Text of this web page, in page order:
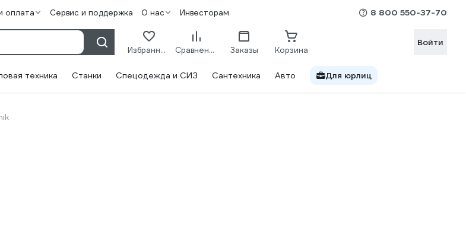
оплата Сервис и поддержка О нас Инвесторам 8 800 550-37-70
Избранное Сравнение Заказы Корзина
Войти
техника Станки Спецодежда и СИЗ Сантехника Авто Для юрлиц